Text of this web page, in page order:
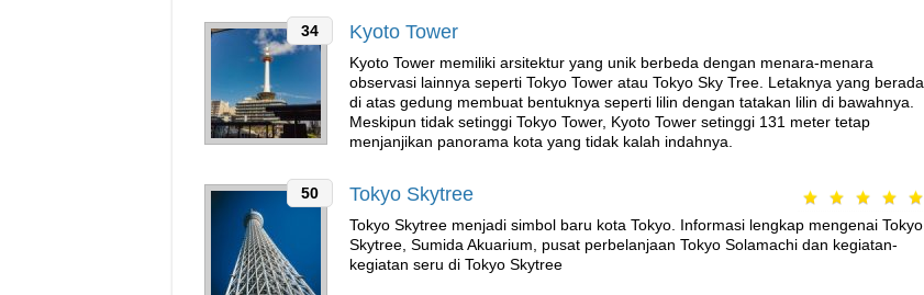
34 Kyoto Tower
Kyoto Tower memiliki arsitektur yang unik berbeda dengan menara-menara
observasi lainnya seperti Tokyo Tower atau Tokyo Sky Tree. Letaknya yang berada
di atas gedung membuat bentuknya seperti lilin dengan tatakan lilin di bawahnya.
Meskipun tidak setinggi Tokyo Tower, Kyoto Tower setinggi 131 meter tetap
menjanjikan panorama kota yang tidak kalah indahnya.
50 Tokyo Skytree
Tokyo Skytree menjadi simbol baru kota Tokyo. Informasi lengkap mengenai Tokyo
Skytree, Sumida Akuarium, pusat perbelanjaan Tokyo Solamachi dan kegiatan-
kegiatan seru di Tokyo Skytree